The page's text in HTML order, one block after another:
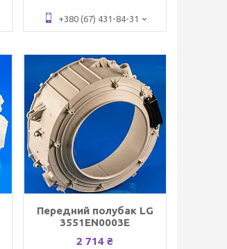
+380 (67) 431-84-31
Передний полубак LG
3551EN0003E
2 714 ₴